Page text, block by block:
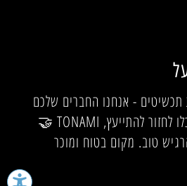
- אנחנו החברים שלכם.
🤝 TONAMI היא הבית אליו תמיד תוכלו לחזור להתייעץ,
טוב. מקום בטוח ומוכר